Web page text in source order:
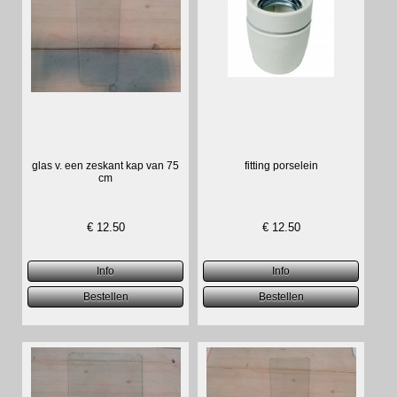
glas v. een zeskant kap van 75
cm
€ 12.50
fitting porselein
€ 12.50